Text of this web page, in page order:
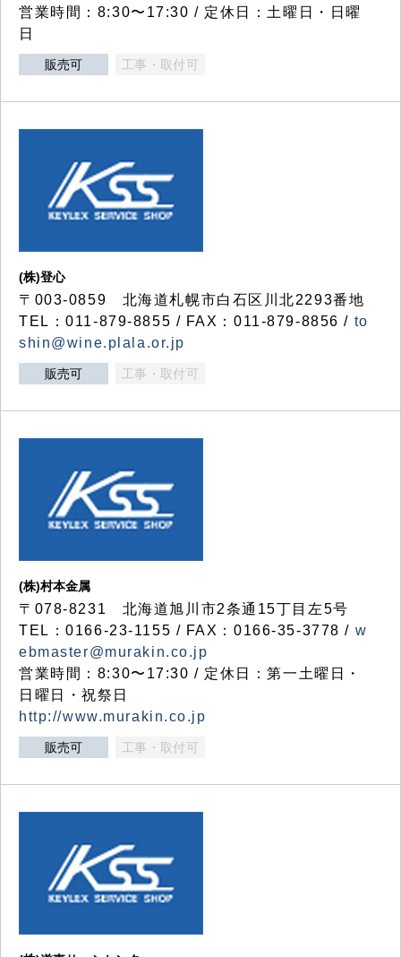
営業時間：8:30〜17:30 / 定休日：土曜日・日曜
日
販売可 工事・取付可
(株)登心
〒003-0859 北海道札幌市白石区川北2293番地
TEL：011-879-8855 / FAX：011-879-8856 / to
shin@wine.plala.or.jp
販売可 工事・取付可
(株)村本金属
〒078-8231 北海道旭川市2条通15丁目左5号
TEL：0166-23-1155 / FAX：0166-35-3778 / w
ebmaster@murakin.co.jp
営業時間：8:30〜17:30 / 定休日：第一土曜日・
日曜日・祝祭日
http://www.murakin.co.jp
販売可 工事・取付可